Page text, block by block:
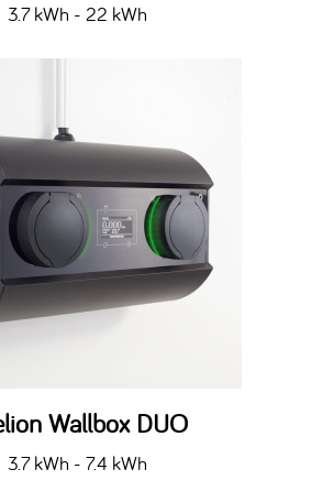
3.7 kWh - 22 kWh
Wallbox DUO
3.7 kWh - 7.4 kWh